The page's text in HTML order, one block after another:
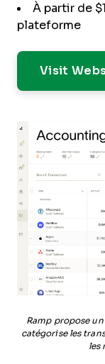
À partir de
plateforme
Visit
Ramp propose
catégorise les
les